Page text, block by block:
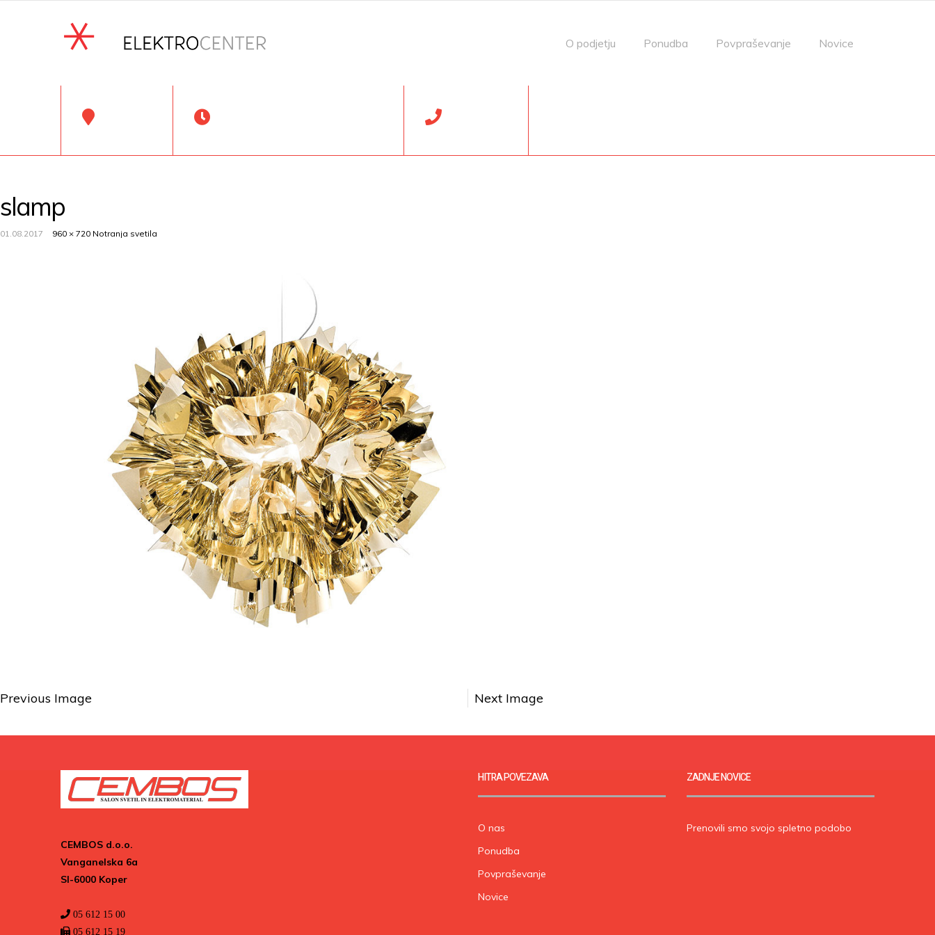
O podjetju Ponudba Povpraševanje Novice
slamp
01.08.2017 960 × 720 Notranja svetila
Previous Image Next Image
CEMBOS d.o.o.
Vanganelska 6a
SI-6000 Koper
05 612 15 00
05 612 15 19
HITRA POVEZAVA
O nas
Ponudba
Povpraševanje
Novice
ZADNJE NOVICE
Prenovili smo svojo spletno podobo